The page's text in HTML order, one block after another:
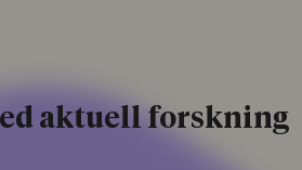
aktuell forskning